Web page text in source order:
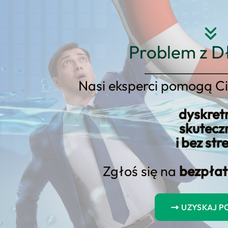
Problem z
Nasi eksperci pomogą
i bez
Zgłoś się na
UZYSKAJ
Strona główna O nas
może wziąć kredyt